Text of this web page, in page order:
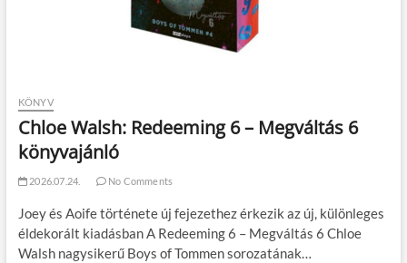
KÖNYV
Chloe Walsh: Redeeming 6 – Megváltás 6
könyvajánló
2026.07.24. No Comments
Joey és Aoife története új fejezethez érkezik az új, különleges
éldekorált kiadásban A Redeeming 6 – Megváltás 6 Chloe
Walsh nagysikerű Boys of Tommen sorozatának…